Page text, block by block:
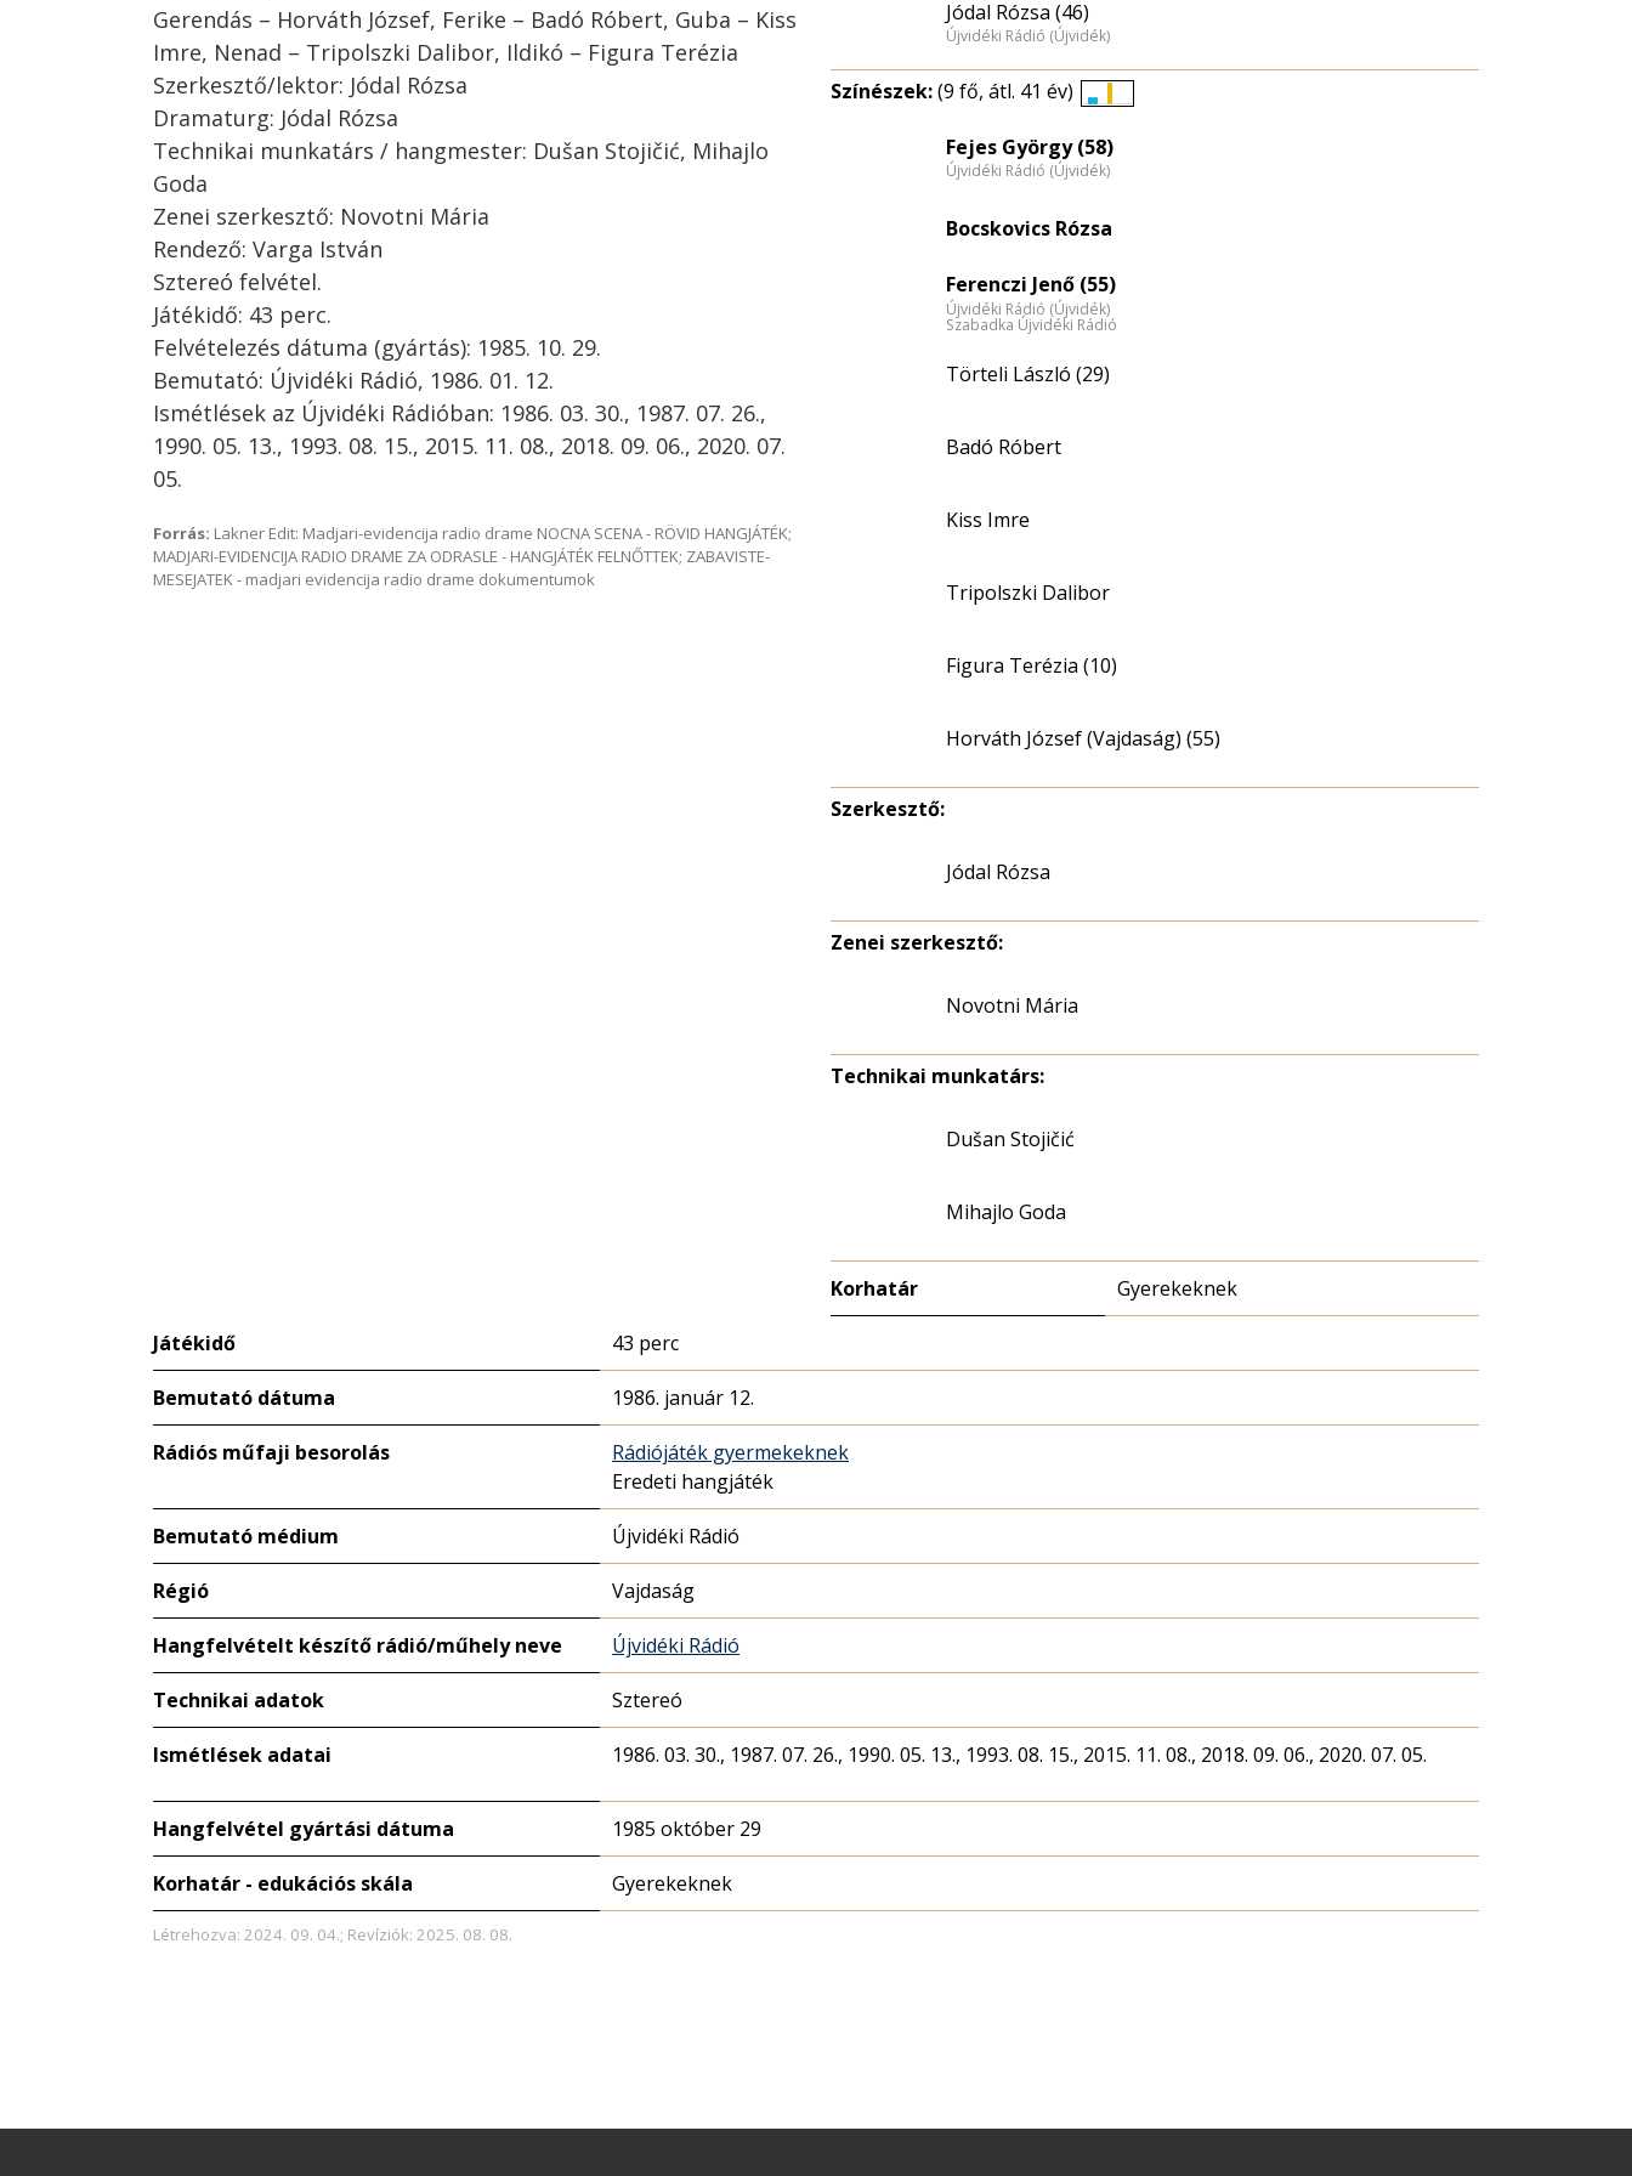
Gerendás – Horváth József, Ferike – Badó Róbert, Guba – Kiss
Imre, Nenad – Tripolszki Dalibor, Ildikó – Figura Terézia
Szerkesztő/lektor: Jódal Rózsa
Dramaturg: Jódal Rózsa
Technikai munkatárs / hangmester: Dušan Stojičić, Mihajlo
Goda
Zenei szerkesztő: Novotni Mária
Rendező: Varga István
Sztereó felvétel.
Játékidő: 43 perc.
Felvételezés dátuma (gyártás): 1985. 10. 29.
Bemutató: Újvidéki Rádió, 1986. 01. 12.
Ismétlések az Újvidéki Rádióban: 1986. 03. 30., 1987. 07. 26.,
1990. 05. 13., 1993. 08. 15., 2015. 11. 08., 2018. 09. 06., 2020. 07.
05.
Forrás: Lakner Edit: Madjari-evidencija radio drame NOCNA SCENA - RÖVID HANGJÁTÉK;
MADJARI-EVIDENCIJA RADIO DRAME ZA ODRASLE - HANGJÁTÉK FELNŐTTEK; ZABAVISTE-
MESEJATEK - madjari evidencija radio drame dokumentumok
Jódal Rózsa (46)
Újvidéki Rádió (Újvidék)
Színészek:(9 fő, átl. 41 év)
eloszlás
nagyítása
Fejes György (58)
Újvidéki Rádió (Újvidék)
Bocskovics Rózsa
Ferenczi Jenő (55)
Újvidéki Rádió (Újvidék)
Szabadka Újvidéki Rádió
Törteli László (29)
Badó Róbert
Kiss Imre
Tripolszki Dalibor
Figura Terézia (10)
Horváth József (Vajdaság) (55)
Szerkesztő:
Jódal Rózsa
Zenei szerkesztő:
Novotni Mária
Technikai munkatárs:
Dušan Stojičić
Mihajlo Goda
Korhatár Gyerekeknek
Játékidő 43 perc
Bemutató dátuma 1986. január 12.
Rádiós műfaji besorolás
Rádiójáték gyermekeknek
Eredeti hangjáték
Bemutató médium Újvidéki Rádió
Régió Vajdaság
Hangfelvételt készítő rádió/műhely neve Újvidéki Rádió
Technikai adatok Sztereó
Ismétlések adatai 1986. 03. 30., 1987. 07. 26., 1990. 05. 13., 1993. 08. 15., 2015. 11. 08., 2018. 09. 06., 2020. 07. 05.
Hangfelvétel gyártási dátuma 1985 október 29
Korhatár - edukációs skála Gyerekeknek
Létrehozva: 2024. 09. 04.; Revíziók: 2025. 08. 08.